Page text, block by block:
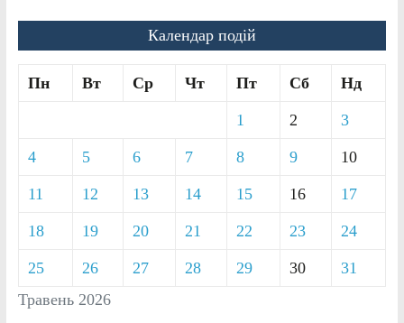
Календар подій
Травень 2026
Пн Вт Ср Чт Пт Сб Нд
1 2 3
4 5 6 7 8 9 10
11 12 13 14 15 16 17
18 19 20 21 22 23 24
25 26 27 28 29 30 31